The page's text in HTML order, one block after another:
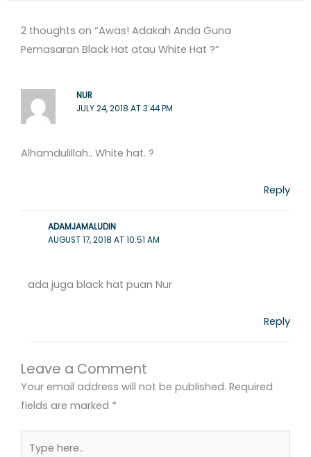
2 thoughts on “Awas! Adakah Anda Guna
Pemasaran Black Hat atau White Hat ?”
NUR
JULY 24, 2018 AT 3:44 PM
Alhamdulillah.. White hat. ?
Reply
ADAMJAMALUDIN
AUGUST 17, 2018 AT 10:51 AM
ada juga black hat puan Nur
Reply
Leave a Comment
Your email address will not be published. Required
fields are marked *